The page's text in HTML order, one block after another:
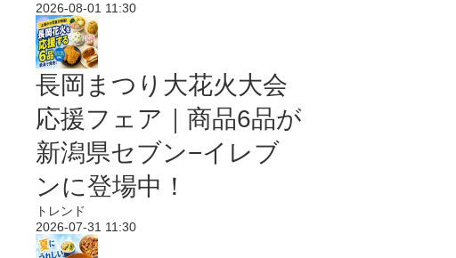
2026-08-01 11:30
長岡まつり大花火大会
応援フェア｜商品6品が
新潟県セブン−イレブ
ンに登場中！
トレンド
2026-07-31 11:30